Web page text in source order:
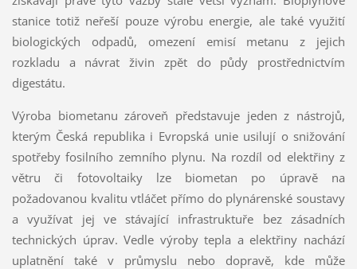
stanice totiž neřeší pouze výrobu energie, ale také využití
biologických odpadů, omezení emisí metanu z jejich
rozkladu a návrat živin zpět do půdy prostřednictvím
digestátu.
Výroba biometanu zároveň představuje jeden z nástrojů,
kterým Česká republika i Evropská unie usilují o snižování
spotřeby fosilního zemního plynu. Na rozdíl od elektřiny z
větru či fotovoltaiky lze biometan po úpravě na
požadovanou kvalitu vtláčet přímo do plynárenské soustavy
a využívat jej ve stávající infrastruktuře bez zásadních
technických úprav. Vedle výroby tepla a elektřiny nachází
uplatnění také v průmyslu nebo dopravě, kde může